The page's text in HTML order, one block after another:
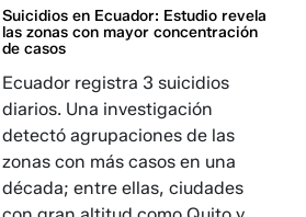
Suicidios en Ecuador: Estudio revela
las zonas con mayor concentración
de casos
Ecuador registra 3 suicidios
diarios. Una investigación
detectó agrupaciones de las
zonas con más casos en una
década; entre ellas, ciudades